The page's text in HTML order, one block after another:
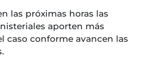
las próximas horas las
aporten más
caso conforme avancen las